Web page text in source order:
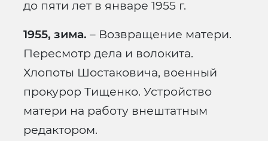
до пяти лет в январе 1955 г.
1955, зима. – Возвращение матери.
Пересмотр дела и волокита.
Хлопоты Шостаковича, военный
прокурор Тищенко. Устройство
матери на работу внештатным
редактором.